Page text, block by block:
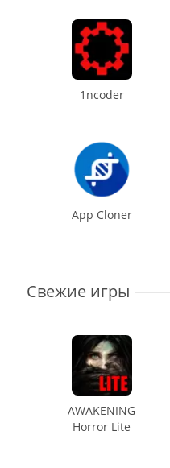
1ncoder
App Cloner
Свежие игры
AWAKENING
Horror Lite